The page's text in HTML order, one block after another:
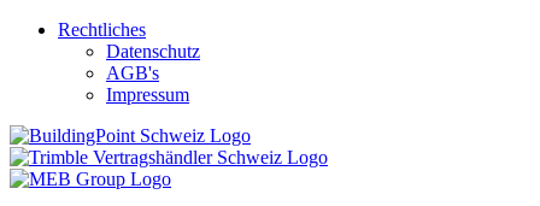
Rechtliches
Datenschutz
AGB's
Impressum